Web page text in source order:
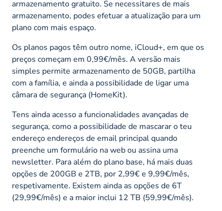
armazenamento gratuito. Se necessitares de mais
armazenamento, podes efetuar a atualização para um
plano com mais espaço.
Os planos pagos têm outro nome, iCloud+, em que os
preços começam em 0,99€/mês. A versão mais
simples permite armazenamento de 50GB, partilha
com a família, e ainda a possibilidade de ligar uma
câmara de segurança (HomeKit).
Tens ainda acesso a funcionalidades avançadas de
segurança, como a possibilidade de mascarar o teu
endereço endereços de email principal quando
preenche um formulário na web ou assina uma
newsletter. Para além do plano base, há mais duas
opções de 200GB e 2TB, por 2,99€ e 9,99€/mês,
respetivamente. Existem ainda as opções de 6T
(29,99€/mês) e a maior inclui 12 TB (59,99€/mês).